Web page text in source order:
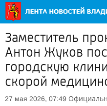
Заместитель
Антон Жуков
городскую
скорой
27 мая 2026, 07:49